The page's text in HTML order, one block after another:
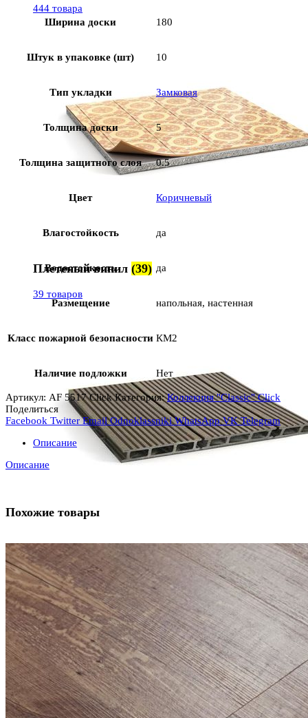
444 товара
Плетеный винил (39)
39 товаров
Террасная доска(64)
64 товара
Ширина доски 180
Штук в упаковке (шт) 10
Тип укладки Замковая
Толщина доски 5
Толщина защитного слоя 0.5
Цвет Коричневый
Влагостойкость да
Водостойкость да
Размещение напольная, настенная
Класс пожарной безопасности КМ2
Наличие подложки Нет
Артикул: AF 5517 Click Категория:Коллекция "Classic" Click
Поделиться
Facebook Twitter Email Odnoklassniki WhatsApp VK Telegram
Описание
Описание
Похожие товары